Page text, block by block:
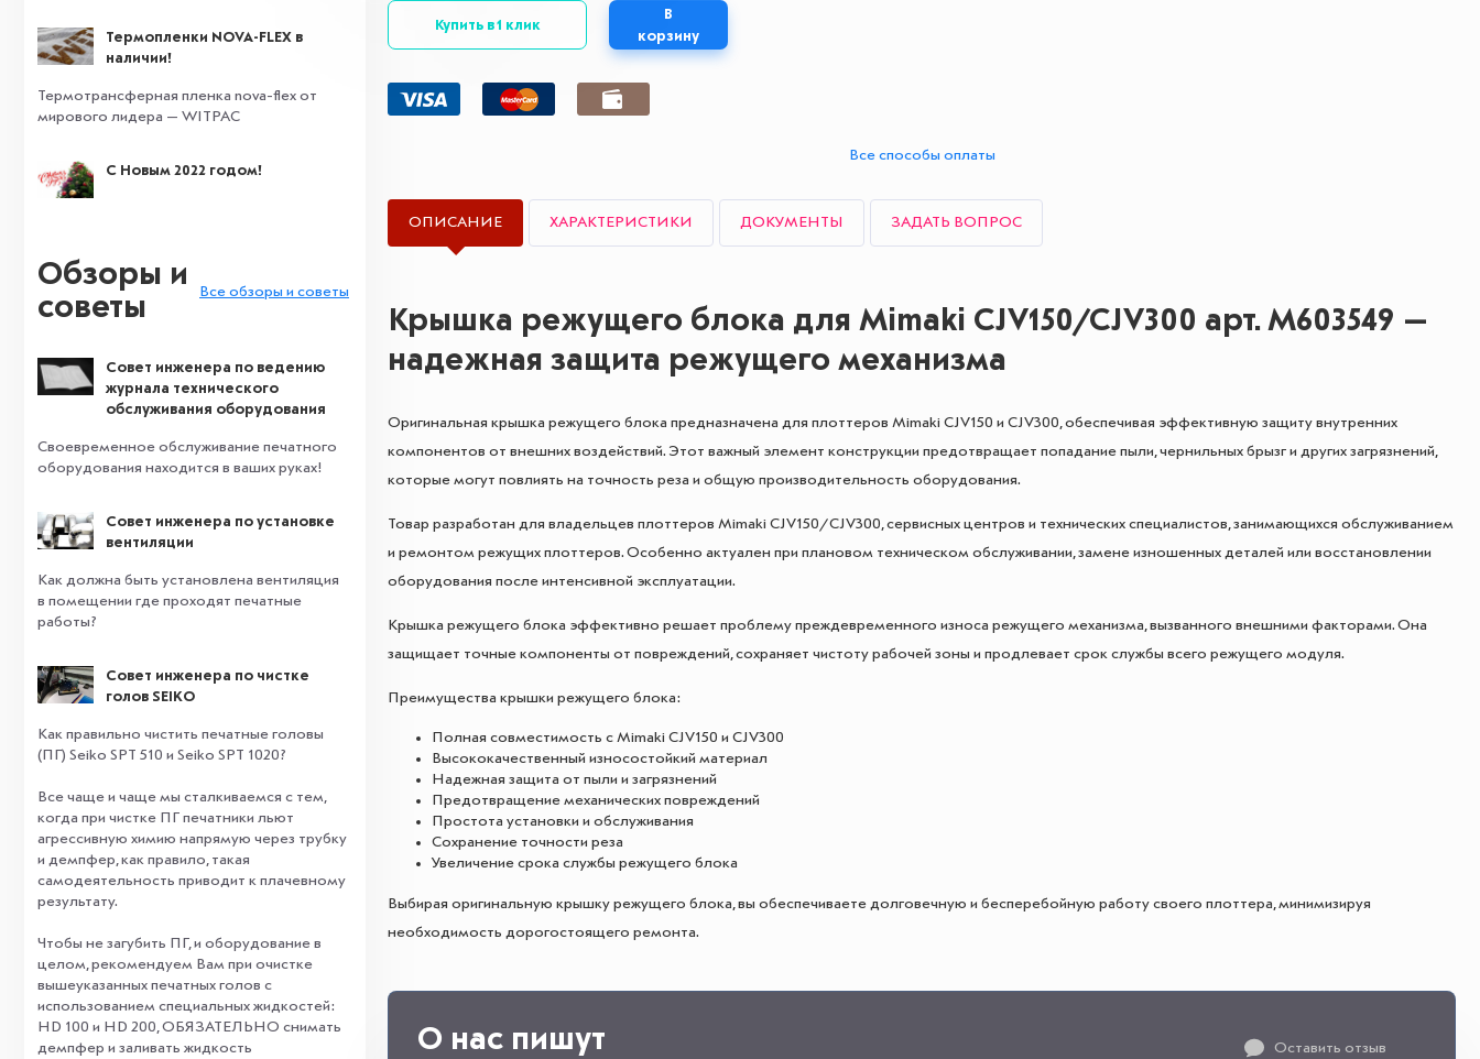
Термопленки NOVA-FLEX в
наличии!
Термотрансферная пленка nova-flex от
мирового лидера — WITPAC
С Новым 2022 годом!
Обзоры и
советы
Все обзоры и советы
Совет инженера по ведению
журнала технического
обслуживания оборудования
Своевременное обслуживание печатного
оборудования находится в ваших руках!
Совет инженера по установке
вентиляции
Как должна быть установлена вентиляция
в помещении где проходят печатные
работы?
Совет инженера по чистке
голов SEIKO
Как правильно чистить печатные головы
(ПГ) Seiko SPT 510 и Seiko SPT 1020?
Все чаще и чаще мы сталкиваемся с тем,
когда при чистке ПГ печатники льют
агрессивную химию напрямую через трубку
и демпфер, как правило, такая
самодеятельность приводит к плачевному
результату.
Чтобы не загубить ПГ, и оборудование в
целом, рекомендуем Вам при очистке
вышеуказанных печатных голов с
использованием специальных жидкостей:
HD 100 и HD 200, ОБЯЗАТЕЛЬНО снимать
демпфер и заливать жидкость
Купить в 1 клик
В
корзину
Все способы оплаты
ОПИСАНИЕ ХАРАКТЕРИСТИКИ ДОКУМЕНТЫ ЗАДАТЬ ВОПРОС
Крышка режущего блока для Mimaki CJV150/CJV300 арт. M603549 —
надежная защита режущего механизма
Оригинальная крышка режущего блока предназначена для плоттеров Mimaki CJV150 и CJV300, обеспечивая эффективную защиту внутренних
компонентов от внешних воздействий. Этот важный элемент конструкции предотвращает попадание пыли, чернильных брызг и других загрязнений,
которые могут повлиять на точность реза и общую производительность оборудования.
Товар разработан для владельцев плоттеров Mimaki CJV150/CJV300, сервисных центров и технических специалистов, занимающихся обслуживанием
и ремонтом режущих плоттеров. Особенно актуален при плановом техническом обслуживании, замене изношенных деталей или восстановлении
оборудования после интенсивной эксплуатации.
Крышка режущего блока эффективно решает проблему преждевременного износа режущего механизма, вызванного внешними факторами. Она
защищает точные компоненты от повреждений, сохраняет чистоту рабочей зоны и продлевает срок службы всего режущего модуля.
Преимущества крышки режущего блока:
Полная совместимость с Mimaki CJV150 и CJV300
Высококачественный износостойкий материал
Надежная защита от пыли и загрязнений
Предотвращение механических повреждений
Простота установки и обслуживания
Сохранение точности реза
Увеличение срока службы режущего блока
Выбирая оригинальную крышку режущего блока, вы обеспечиваете долговечную и бесперебойную работу своего плоттера, минимизируя
необходимость дорогостоящего ремонта.
О нас пишут Оставить отзыв